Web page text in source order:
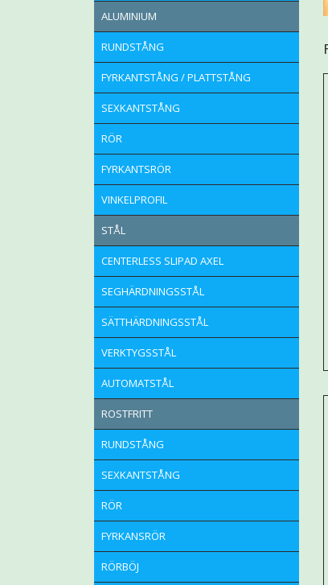
ALUMINIUM
RUNDSTÅNG
FYRKANTSTÅNG / PLATTSTÅNG
SEXKANTSTÅNG
RÖR
FYRKANTSRÖR
VINKELPROFIL
STÅL
CENTERLESS SLIPAD AXEL
SEGHÄRDNINGSSTÅL
SÄTTHÄRDNINGSSTÅL
VERKTYGSSTÅL
AUTOMATSTÅL
ROSTFRITT
RUNDSTÅNG
SEXKANTSTÅNG
RÖR
FYRKANSRÖR
RÖRBÖJ